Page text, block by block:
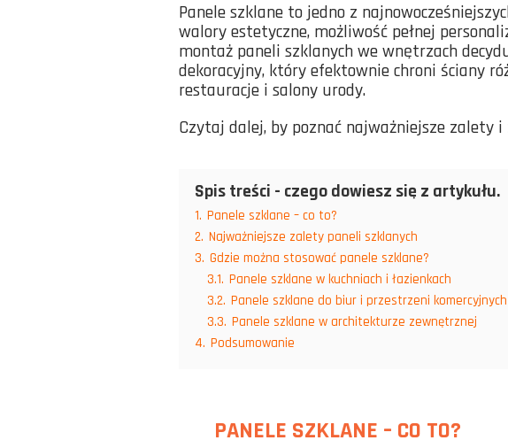
Panele szklane to jedno z
walory estetyczne, możliwość pełnej
montaż paneli szklanych we wnętrzach
dekoracyjny, który efektownie chroni ściany
restauracje i salony urody.
Czytaj dalej, by poznać najważniejsze zalety
Spis treści - czego dowiesz się z artykułu.
1. Panele szklane – co to?
2. Najważniejsze zalety paneli szklanych
3. Gdzie można stosować panele szklane?
3.1. Panele szklane w kuchniach i łazienkach
3.2. Panele szklane do biur i przestrzeni komercyjnych
3.3. Panele szklane w architekturze zewnętrznej
4. Podsumowanie
PANELE SZKLANE – CO TO?